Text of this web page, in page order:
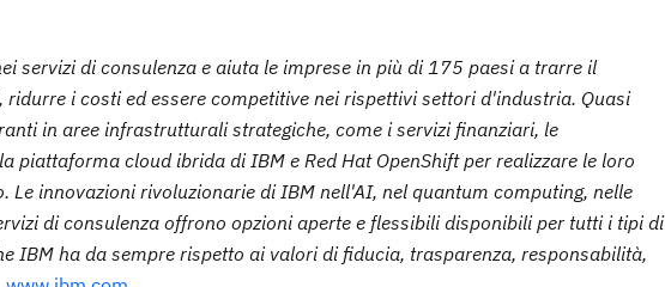
servizi di consulenza e aiuta le imprese in più di 175 paesi a trarre il
i costi ed essere competitive nei rispettivi settori d'industria. Quasi
in aree infrastrutturali strategiche, come i servizi finanziari, le
cloud ibrida di IBM e Red Hat OpenShift per realizzare le loro
innovazioni rivoluzionarie di IBM nell'AI, nel quantum computing, nelle
di consulenza offrono opzioni aperte e flessibili disponibili per tutti i tipi di
IBM ha da sempre rispetto ai valori di fiducia, trasparenza, responsabilità,